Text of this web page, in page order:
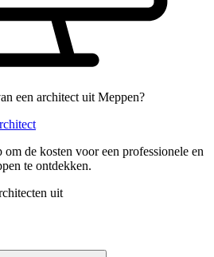
een architect uit Meppen?
de kosten voor een professionele en
te ontdekken.
uit